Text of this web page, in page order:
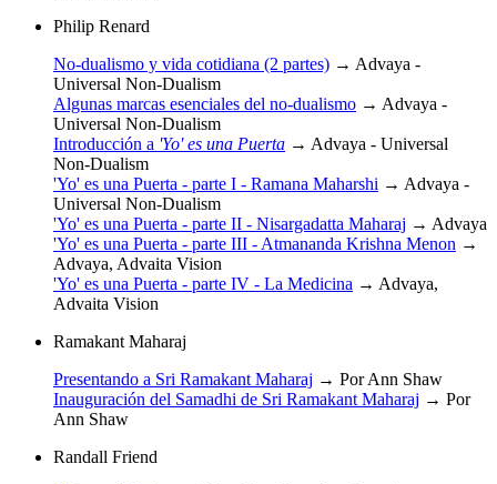
Philip Renard
No-dualismo y vida cotidiana (2 partes) → Advaya -
Universal Non-Dualism
Algunas marcas esenciales del no-dualismo → Advaya -
Universal Non-Dualism
Introducción a 'Yo' es una Puerta → Advaya - Universal
Non-Dualism
'Yo' es una Puerta - parte I - Ramana Maharshi → Advaya -
Universal Non-Dualism
'Yo' es una Puerta - parte II - Nisargadatta Maharaj → Advaya
'Yo' es una Puerta - parte III - Atmananda Krishna Menon →
Advaya, Advaita Vision
'Yo' es una Puerta - parte IV - La Medicina → Advaya,
Advaita Vision
Ramakant Maharaj
Presentando a Sri Ramakant Maharaj → Por Ann Shaw
Inauguración del Samadhi de Sri Ramakant Maharaj → Por
Ann Shaw
Randall Friend